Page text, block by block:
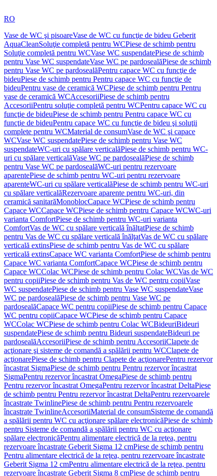
RO
Vase de WC şi pisoareVase de WC cu funcţie de bideu Geberit
AquaCleanSoluţie completă pentru WCPiese de schimb pentru
Soluţie completă pentru WCVase WC suspendatePiese de schimb
pentru Vase WC suspendateVase WC pe pardosealăPiese de schimb
pentru Vase WC pe pardosealăPentru capace WC cu funcţie de
bideuPiese de schimb pentru Pentru capace WC cu funcţie de
bideuPentru vase de ceramică WCPiese de schimb pentru Pentru
vase de ceramică WCAccesoriiPiese de schimb pentru
AccesoriiPentru soluţie completă pentru WCPentru capace WC cu
funcţie de bideuPiese de schimb pentru Pentru capace WC cu
funcţie de bideuPentru capace WC cu funcţie de bideu şi soluţii
complete pentru WCMaterial de consumVase de WC şi capace
WCVase WC suspendatePiese de schimb pentru Vase WC
suspendateWC-uri cu spălare verticalăPiese de schimb pentru WC-
uri cu spălare verticalăVase WC pe pardosealăPiese de schimb
pentru Vase WC pe pardosealăWC-uri pentru rezervoare
aparentePiese de schimb pentru WC-uri pentru rezervoare
aparenteWC-uri cu spălare verticalăPiese de schimb pentru WC-uri
cu spălare verticalăRezervoare aparente pentru WC-uri, din
ceramică sanitarăMonoblocCapace WCPiese de schimb pentru
Capace WCCapace WCPiese de schimb pentru Capace WCWC-uri
varianta ComfortPiese de schimb pentru WC-uri varianta
ComfortVas de WC cu spălare verticală înălţatPiese de schimb
pentru Vas de WC cu spălare verticală înălţatVas de WC cu spălare
verticală extinsPiese de schimb pentru Vas de WC cu spălare
verticală extinsCapace WC varianta ComfortPiese de schimb pentru
Capace WC varianta ComfortCapace WCPiese de schimb pentru
Capace WCColac WCPiese de schimb pentru Colac WCVas de WC
pentru copiiPiese de schimb pentru Vas de WC pentru copiiVase
WC suspendatePiese de schimb pentru Vase WC suspendateVase
WC pe pardosealăPiese de schimb pentru Vase WC pe
pardosealăCapace WC pentru copiiPiese de schimb pentru Capace
WC pentru copiiCapace WCPiese de schimb pentru Capace
WCColac WCPiese de schimb pentru Colac WCBideuriBideuri
suspendatePiese de schimb pentru Bideuri suspendateBideuri pe
pardosealăAccesoriiPiese de schimb pentru AccesoriiClapete de
acţionare şi sisteme de comandă a spălării pentru WCClapete de
acţionarePiese de schimb pentru Clapete de acţionarePentru rezervor
încastrat SigmaPiese de schimb pentru Pentru rezervor încastrat
SigmaPentru rezervor încastrat OmegaPiese de schimb pentru
Pentru rezervor încastrat OmegaPentru rezervor încastrat DeltaPiese
de schimb pentru Pentru rezervor încastrat DeltaPentru rezervoarele
încastrate TwinlinePiese de schimb pentru Pentru rezervoarele
încastrate TwinlineAccesoriiMaterial de consumSisteme de comandă
a spălării pentru WC cu acţionare spălare electronicăPiese de schimb
pentru Sisteme de comandă a spălării pentru WC cu acţionare
spălare electronicăPentru alimentare electrică de la reţea, pentru
rezervoare încastrate Geberit Sigma 12 cmPiese de schimb pentru
Pentru alimentare electrică de la reţea, pentru rezervoare încastrate
Geberit Sigma 12 cmPentru alimentare electrică de la reţea, pentru
rezervoare încastrate Geberit Sigma 8 cmPiese de schimb pentru